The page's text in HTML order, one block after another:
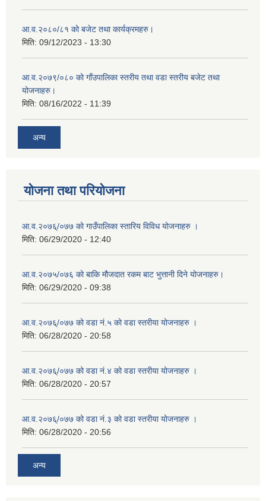
आ.व.२०८०/८१ को बजेट तथा कार्यक्रमहरु।
मिति: 09/12/2023 - 13:30
आ.व.२०७९/०८० को गाँउपालिका स्तरीय तथा वडा स्तरीय बजेट तथा
योजनाहरु।
मिति: 08/16/2022 - 11:39
अन्य
योजना तथा परियोजना
आ.व.२०७६्/०७७ को गाउँपालिका स्तारिय विविध योजनाहरु ।
मिति: 06/29/2020 - 12:40
आ.व.२०७५/०७६ को बाकि मौजदात रकम बाट भुत्तानी दिने योजनाहरु।
मिति: 06/29/2020 - 09:38
आ.व.२०७६्/०७७ को वडा नं.५ को वडा स्तरीया योजनाहरु ।
मिति: 06/28/2020 - 20:58
आ.व.२०७६्/०७७ को वडा नं.४ को वडा स्तरीया योजनाहरु ।
मिति: 06/28/2020 - 20:57
आ.व.२०७६्/०७७ को वडा नं.३ को वडा स्तरीया योजनाहरु ।
मिति: 06/28/2020 - 20:56
अन्य